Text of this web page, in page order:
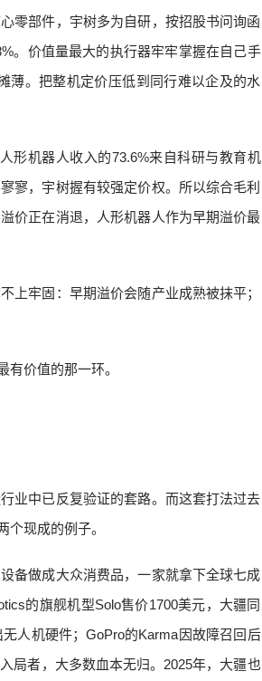
零部件，宇树多为自研，按招股书问询函
。价值量最大的执行器牢牢掌握在自己手
薄。把整机定价压低到同行难以企及的水
形机器人收入的73.6%来自科研与教育机
寥，宇树握有较强定价权。所以综合毛利
价正在消退，人形机器人作为早期溢价最
上牢固：早期溢价会随产业成熟被抹平；
价值的那一环。
业中已反复验证的套路。而这套打法过去
现成的例子。
备做成大众消费品，一家就拿下全球七成
的旗舰机型Solo售价1700美元，大疆同
人机硬件；GoPro的Karma因故障召回后
局者，大多数血本无归。2025年，大疆也